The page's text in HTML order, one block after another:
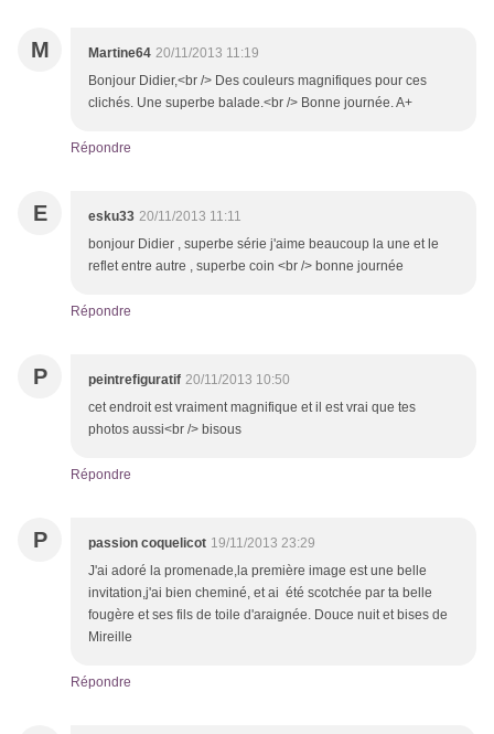
M Martine64 20/11/2013 11:19
Bonjour Didier,<br /> Des couleurs magnifiques pour ces
clichés. Une superbe balade.<br /> Bonne journée. A+
Répondre
E esku33 20/11/2013 11:11
bonjour Didier , superbe série j'aime beaucoup la une et le
reflet entre autre , superbe coin <br /> bonne journée
Répondre
P peintrefiguratif 20/11/2013 10:50
cet endroit est vraiment magnifique et il est vrai que tes
photos aussi<br /> bisous
Répondre
P passion coquelicot 19/11/2013 23:29
J'ai adoré la promenade,la première image est une belle
invitation,j'ai bien cheminé, et ai été scotchée par ta belle
fougère et ses fils de toile d'araignée. Douce nuit et bises de
Mireille
Répondre